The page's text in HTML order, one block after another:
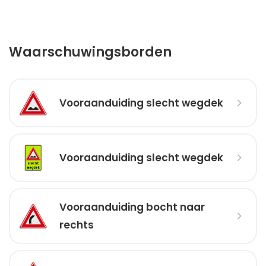
Waarschuwingsborden
Vooraanduiding slecht wegdek
Vooraanduiding slecht wegdek
Vooraanduiding bocht naar
rechts